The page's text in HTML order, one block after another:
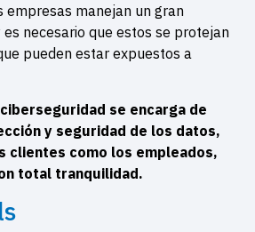
empresas manejan un gran
necesario que estos se protejan
pueden estar expuestos a
se encarga de
y seguridad de los datos,
clientes como los empleados,
total tranquilidad.